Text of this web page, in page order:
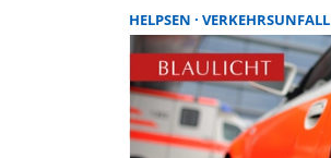
HELPSEN VERKEHRSUNFALL